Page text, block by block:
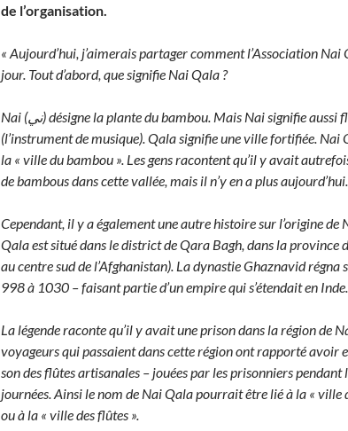
de l’organisation.
« Aujourd’hui, j’aimerais partager comment l’Association Nai
jour. Tout d’abord, que signifie Nai Qala ?
Nai (ني) désigne la plante du bambou. Mais Nai signifie aussi flûte
(l’instrument de musique). Qala signifie une ville fortifiée. Nai
la « ville du bambou ». Les gens racontent qu’il y avait
de bambous dans cette vallée, mais il n’y en a plus aujourd’hui.
Cependant, il y a également une autre histoire sur l’origine de
Qala est situé dans le district de Qara Bagh, dans la province
au centre sud de l’Afghanistan). La dynastie Ghaznavid régna
998 à 1030 – faisant partie d’un empire qui s’étendait en
La légende raconte qu’il y avait une prison dans la région de
voyageurs qui passaient dans cette région ont rapporté avoir
son des flûtes artisanales – jouées par les prisonniers pendant
journées. Ainsi le nom de Nai Qala pourrait être lié à la « ville
ou à la « ville des flûtes ».